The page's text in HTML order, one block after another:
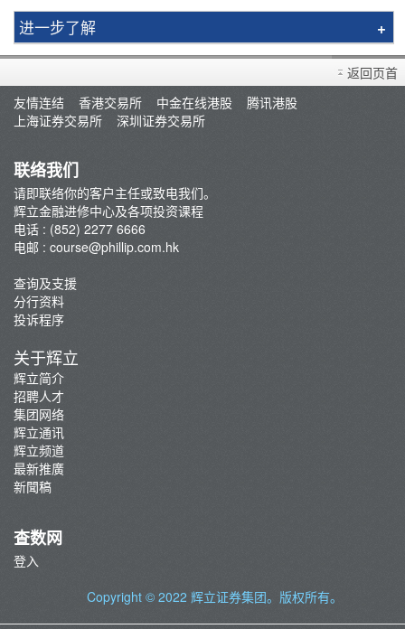
进一步了解
简介
辉立课程
讲师
返回页首
友情连结
香港交易所 中金在线港股
腾讯港股
上海证券交易所
深圳证券交易所
联络我们
请即联络你的客户主任或致电我们。
辉立金融进修中心及各项投资课程
电话 : (852) 2277 6666
电邮 : course@phillip.com.hk
查询及支援
分行资料
投诉程序
关于辉立
辉立简介
招聘人才
集团网络
辉立通讯
辉立频道
最新推廣
新聞稿
查数网
登入
Copyright © 2022 辉立证券集团。版权所有。